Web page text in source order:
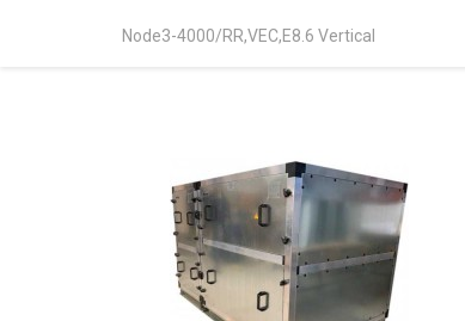
Node3-4000/RR,VEC,E8.6 Vertical